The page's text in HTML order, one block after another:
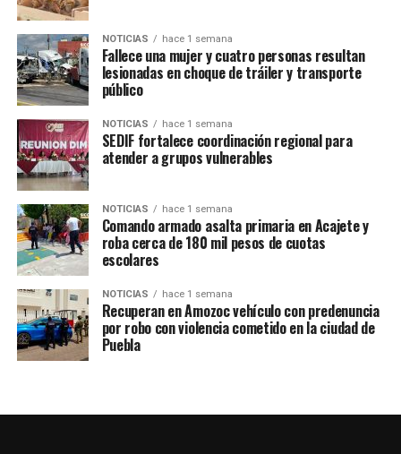
Además, se informó que visores deportivos estarán
atentos al talento local, con la posibilidad de integrar a
los jóvenes destacados a la selección de Puebla e incluso,
en un futuro, al equipo profesional.
El rector de la Universidad del Deporte, José Luis
Sánchez, destacó el compromiso de las autoridades para
impulsar estas iniciativas:
“Aquí nos tocó, y esta academia es para preparar a todos
los jóvenes y niños, para que de aquí salgan los
profesionales que representen al estado de Puebla”
de septiembre. En breve se publicará la convocatoria
para nuevas inscripciones. Como parte del impulso
estatal, se enviaron uniformes, balones, señaléticas y
NOTICIAS hace 1 semana
Fallece una mujer y cuatro personas resultan
lesionadas en choque de tráiler y transporte
público
NOTICIAS hace 1 semana
SEDIF fortalece coordinación regional para
atender a grupos vulnerables
NOTICIAS hace 1 semana
Comando armado asalta primaria en Acajete y
roba cerca de 180 mil pesos de cuotas
escolares
NOTICIAS hace 1 semana
Recuperan en Amozoc vehículo con predenuncia
por robo con violencia cometido en la ciudad de
Puebla